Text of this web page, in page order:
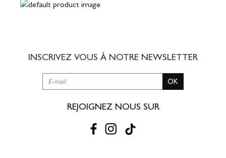
INSCRIVEZ VOUS À NOTRE NEWSLETTER
OK
REJOIGNEZ NOUS SUR